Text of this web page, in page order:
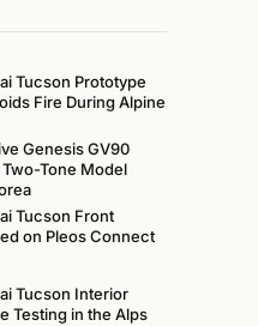
Tucson Prototype
Fire During Alpine
Genesis GV90
Tone Model
Tucson Front
on Pleos Connect
Tucson Interior
Testing in the Alps